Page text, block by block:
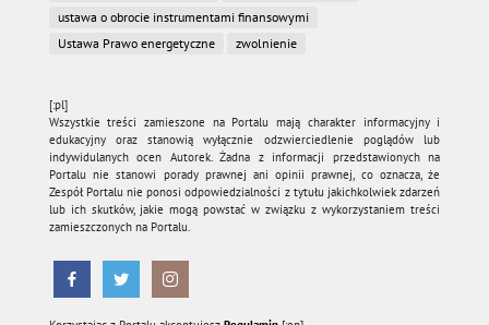
ustawa o obrocie instrumentami finansowymi
Ustawa Prawo energetyczne
zwolnienie
[:pl]
Wszystkie treści zamieszone na Portalu mają charakter informacyjny i
edukacyjny oraz stanowią wyłącznie odzwierciedlenie poglądów lub
indywidulanych ocen Autorek. Żadna z informacji przedstawionych na
Portalu nie stanowi porady prawnej ani opinii prawnej, co oznacza, że
Zespół Portalu nie ponosi odpowiedzialności z tytułu jakichkolwiek zdarzeń
lub ich skutków, jakie mogą powstać w związku z wykorzystaniem treści
zamieszczonych na Portalu.